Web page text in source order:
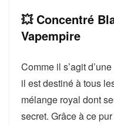
💥 Concentré
Vapempire
Comme il s’agit
il est destiné à tous
mélange royal dont
secret. Grâce à ce